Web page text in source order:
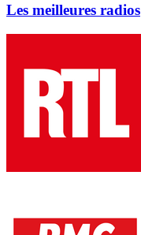
Les meilleures radios